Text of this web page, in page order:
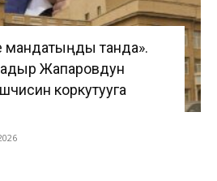
танда».
Жапаровдун
коркутууга